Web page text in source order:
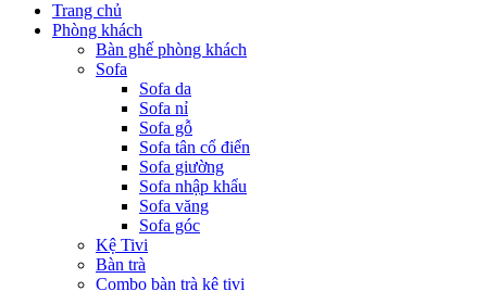
Trang chủ
Phòng khách
Bàn ghế phòng khách
Sofa
Sofa da
Sofa nỉ
Sofa gỗ
Sofa tân cổ điển
Sofa giường
Sofa nhập khẩu
Sofa văng
Sofa góc
Kệ Tivi
Bàn trà
Combo bàn trà kệ tivi